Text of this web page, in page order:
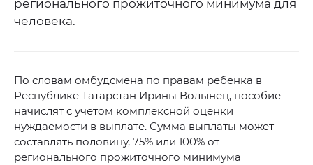
регионального прожиточного минимума для
человека.
По словам омбудсмена по правам ребенка в
Республике Татарстан Ирины Волынец, пособие
начислят с учетом комплексной оценки
нуждаемости в выплате. Сумма выплаты может
составлять половину, 75% или 100% от
регионального прожиточного минимума